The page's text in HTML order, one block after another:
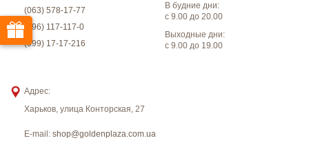
(063) 578-17-77
(096) 117-117-0
(099) 17-17-216
В будние дни:
с 9.00 до 20.00
Выходные дни:
с 9.00 до 19.00
Адрес:
Харьков, улица Конторская, 27
E-mail: shop@goldenplaza.com.ua